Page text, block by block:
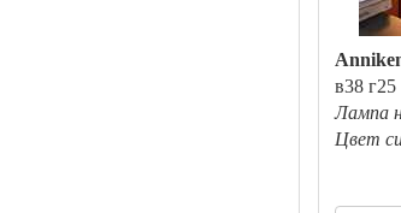
в38 г25
Лампа
Цвет